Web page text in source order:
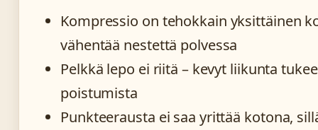
Kompressio on tehokkain yksittäinen
vähentää nestettä polvessa
Pelkkä lepo ei riitä – kevyt liikunta
poistumista
Punkteerausta ei saa yrittää kotona,